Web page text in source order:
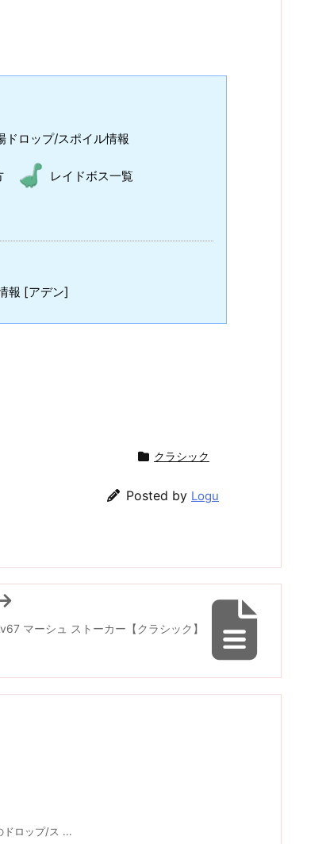
ドロップ/スポイル情報
レイドボス一覧
報 [アデン]
クラシック
Posted by Logu
マーシュ ストーカー【クラシック】
ドロップ/ス ...